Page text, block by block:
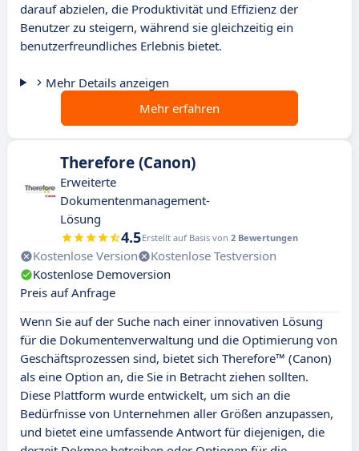
darauf abzielen, die Produktivität und Effizienz der
Benutzer zu steigern, während sie gleichzeitig ein
benutzerfreundliches Erlebnis bietet.
Mehr Details anzeigen
Mehr erfahren
Therefore (Canon)
Erweiterte
Dokumentenmanagement-
Lösung
4.5Erstellt auf Basis von 2 Bewertungen
Kostenlose Version
Kostenlose Testversion
Kostenlose Demoversion
Preis auf Anfrage
Wenn Sie auf der Suche nach einer innovativen Lösung
für die Dokumentenverwaltung und die Optimierung von
Geschäftsprozessen sind, bietet sich Therefore™ (Canon)
als eine Option an, die Sie in Betracht ziehen sollten.
Diese Plattform wurde entwickelt, um sich an die
Bedürfnisse von Unternehmen aller Größen anzupassen,
und bietet eine umfassende Antwort für diejenigen, die